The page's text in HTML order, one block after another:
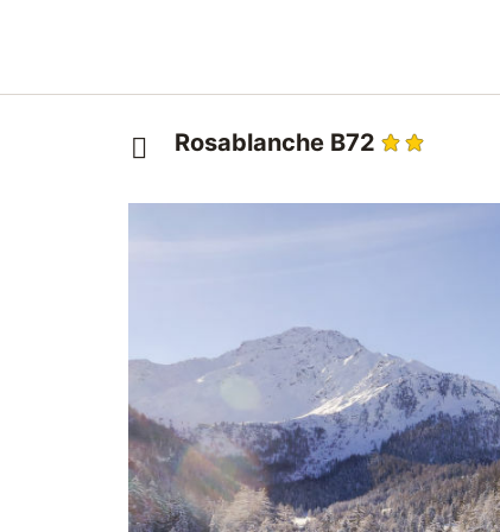
Rosablanche B72